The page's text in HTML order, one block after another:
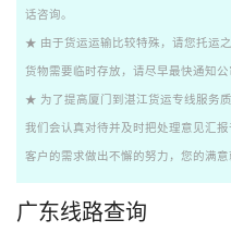
话咨询。
★ 由于货运运输比较特殊，请您托运
货物需要临时存放，请尽早最快通知公
★ 为了提高厦门到湛江货运专线服务
我们会认真对待并及时把处理意见汇
客户的需求做出不懈的努力，您的满
广东线路查询